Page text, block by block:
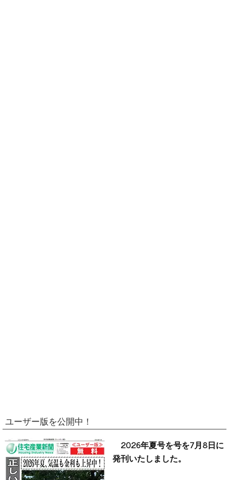
ユーザー版を公開中！
2026年夏号を号を7月8日に
発刊いたしました。